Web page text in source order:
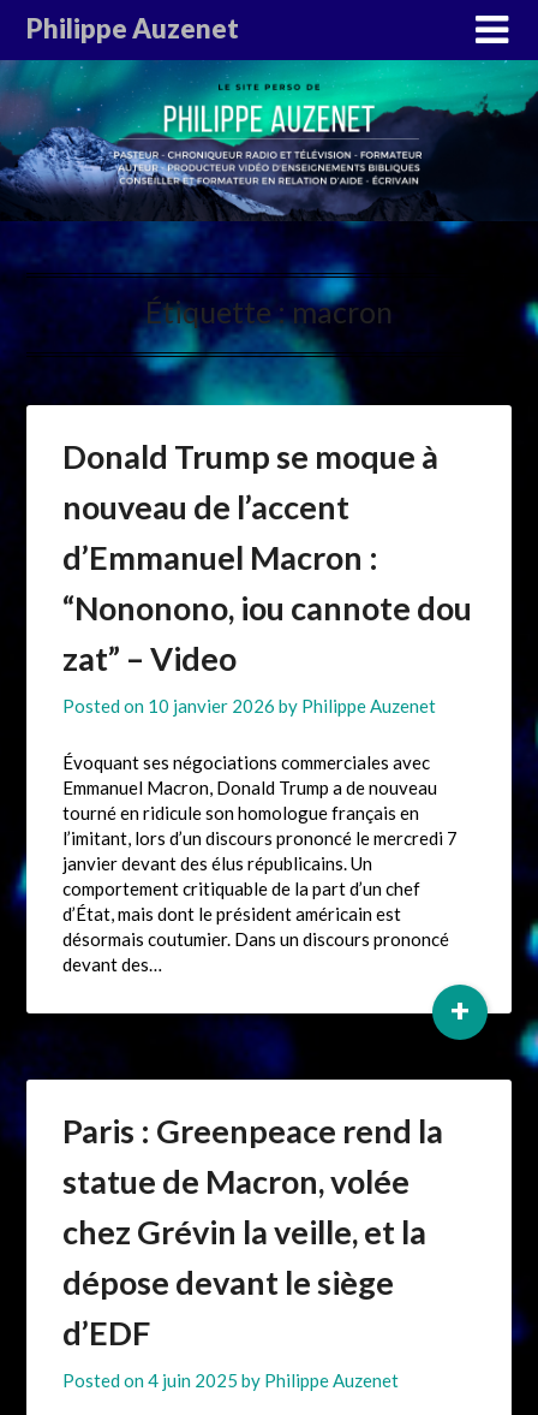
Philippe Auzenet
Étiquette :macron
Donald Trump se moque à
nouveau de l’accent
d’Emmanuel Macron :
“Nononono, iou cannote dou
zat” – Video
Posted on 10 janvier 2026 by Philippe Auzenet
Évoquant ses négociations commerciales avec
Emmanuel Macron, Donald Trump a de nouveau
tourné en ridicule son homologue français en
l’imitant, lors d’un discours prononcé le mercredi 7
janvier devant des élus républicains. Un
comportement critiquable de la part d’un chef
d’État, mais dont le président américain est
désormais coutumier. Dans un discours prononcé
devant des…
+
Paris : Greenpeace rend la
statue de Macron, volée
chez Grévin la veille, et la
dépose devant le siège
d’EDF
Posted on4 juin 2025 by Philippe Auzenet